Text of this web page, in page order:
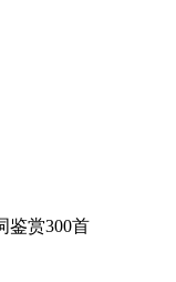
赏300首